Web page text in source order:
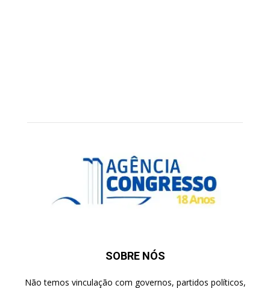
SOBRE NÓS
Não temos vinculação com governos, partidos políticos,